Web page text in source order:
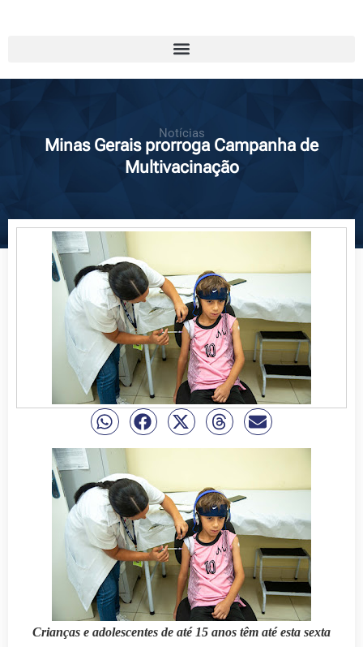
Notícias
Minas Gerais prorroga Campanha de
Multivacinação
Crianças e adolescentes de até 15 anos têm até esta sexta